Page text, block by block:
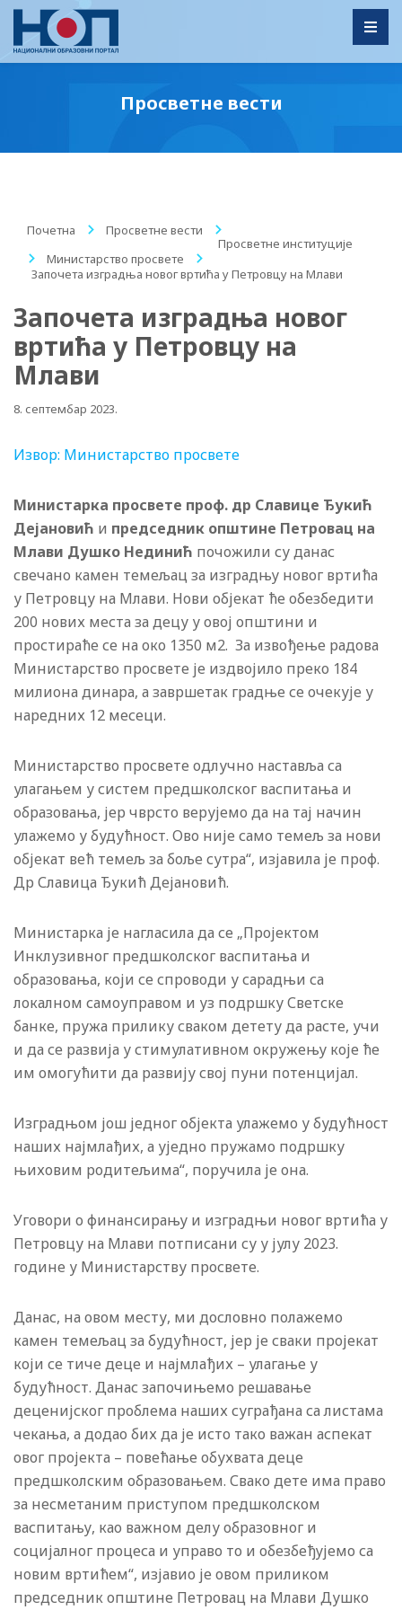
Просветне вести
Почетна / Просветне вести
/
Просветне институције
/
Министарство просвете
/
Започета изградња новог вртића у Петровцу на Млави
Започета изградња новог
вртића у Петровцу на
Млави
8. септембар 2023.
Извор: Министарство просвете
Министaрка просвете проф. др Славице Ђукић
Дејановић и председник општине Петровац на
Млави Душко Нединић почожили су данас
свечано камен темељац за изградњу новог вртића
у Петровцу на Млави. Нови објекат ће обезбедити
200 нових места за децу у овој општини и
простираће се на око 1350 м2. За извођење радова
Министарство просвете је издвојило преко 184
милиона динара, а завршетак градње се очекује у
наредних 12 месеци.
Министарство просвете одлучно наставља са
улагањем у систем предшколског васпитања и
образовања, јер чврсто верујемо да на тај начин
улажемо у будућност. Ово није само темељ за нови
објекат већ темељ за боље сутра“, изјавила је проф.
Др Славица Ђукић Дејановић.
Министарка је нагласила да се „Пројектом
Инклузивног предшколског васпитања и
образовања, који се спроводи у сарадњи са
локалном самоуправом и уз подршку Светске
банке, пружа прилику сваком детету да расте, учи
и да се развија у стимулативном окружењу које ће
им омогућити да развију свој пуни потенцијал.
Изградњом још једног објекта улажемо у будућност
наших најмлађих, а уједно пружамо подршку
њиховим родитељима“, поручила је она.
Уговори о финансирању и изградњи новог вртића у
Петровцу на Млави потписани су у јулу 2023.
године у Министарству просвете.
Данас, на овом месту, ми дословно полажемо
камен темељац за будућност, јер је сваки пројекат
који се тиче деце и најмлађих – улагање у
будућност. Данас започињемо решавање
деценијског проблема наших суграђана са листама
чекања, а додао бих да је исто тако важан аспекат
овог пројекта – повећање обухвата деце
предшколским образовањем. Свако дете има право
за несметаним приступом предшколском
васпитању, као важном делу образовног и
социјалног процеса и управо то и обезбеђујемо са
новим вртићем“, изјавио је овом приликом
председник општине Петровац на Млави Душко